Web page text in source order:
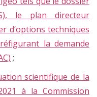
le plan directeur
d’options techniques
la demande
;
scientifique de la
à la Commission